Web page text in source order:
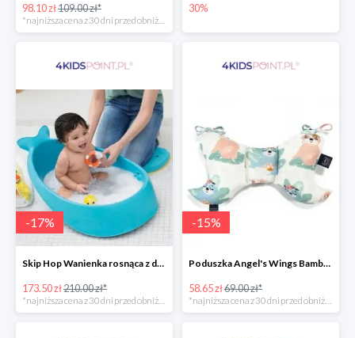
98.10 zł109.00 zł* 30%
-17%
Skip Hop Wanienka rosnąca z dzieckiem Wielorybek
173.50 zł210.00 zł*
*najniższa cena z 30 dni przed obniżką
-15%
Poduszka Angel's Wings Bamboo Yoga candy sloths La Millou -15%
58.65 zł69.00 zł*
*najniższa cena z 30 dni przed obniżką